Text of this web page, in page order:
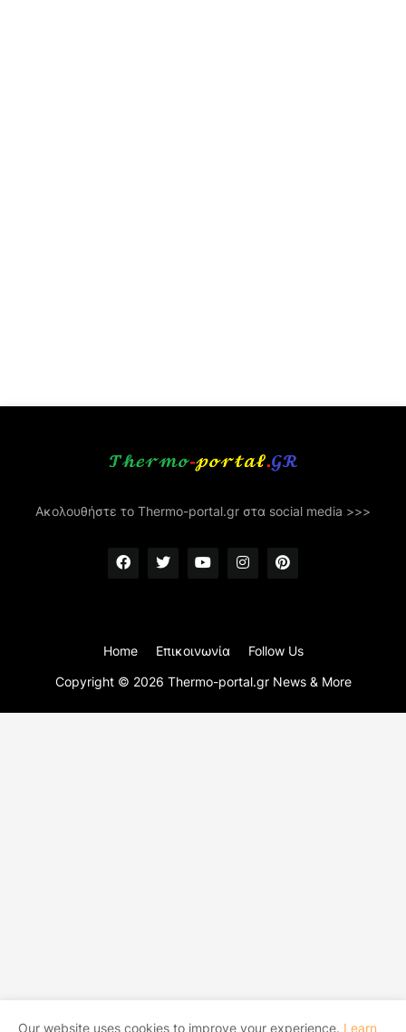
Ακολουθήστε το Thermo-portal.gr στα social media >>>
Copyright © 2026 Thermo-portal.gr News & More
Home Επικοινωνία Follow Us
Our website uses cookies to improve your experience. Learn